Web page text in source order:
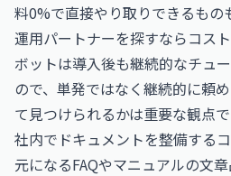
料0%で直接やり取りできるもの
運用パートナーを探すならコス
ボットは導入後も継続的なチュ
ので、単発ではなく継続的に頼
て見つけられるかは重要な観点で
社内でドキュメントを整備する
元になるFAQやマニュアルの文